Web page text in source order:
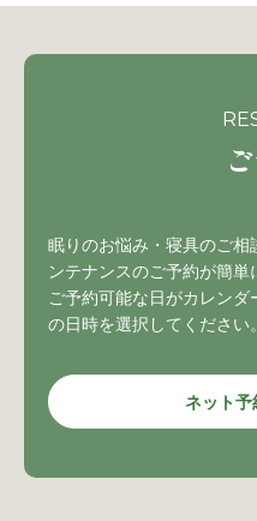
眠りのお悩み・寝具のご相
ンテナンスのご予約が簡単
ご予約可能な日がカレン
の日時を選択してください。
ネット予